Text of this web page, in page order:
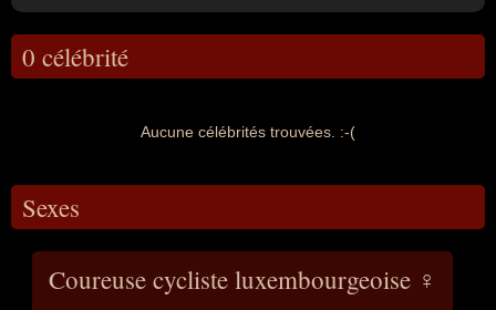
0 célébrité
Aucune célébrités trouvées. :-(
Sexes
Coureuse cycliste luxembourgeoise ♀